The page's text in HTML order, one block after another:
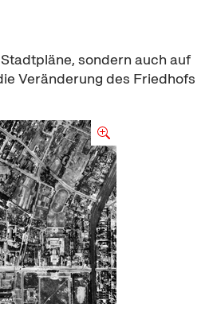
sondern auch auf
Veränderung des Friedhofs